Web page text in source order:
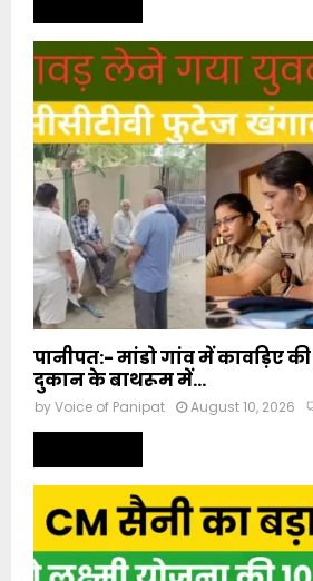
पानीपत:- मांडो गांव में कावड़िए
दुकान के बाथरूम में...
byVoice of Panipat August 10, 2026